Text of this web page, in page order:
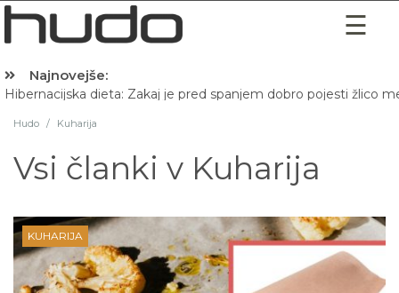
Najnovejše:
Hibernacijska dieta: Zakaj je pred spanjem dobro pojesti žlico
Hudo / Kuharija
Vsi članki v Kuharija
KUHARIJA